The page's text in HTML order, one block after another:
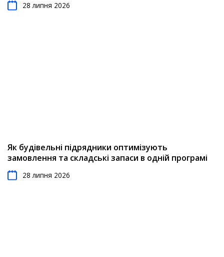
28 липня 2026
Як будівельні підрядники оптимізують
замовлення та складські запаси в одній програмі
28 липня 2026